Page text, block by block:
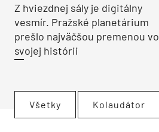
Z hviezdnej sály je digitálny
vesmír. Pražské planetárium
prešlo najväčšou premenou vo
svojej histórii
Všetky Kolaudátor